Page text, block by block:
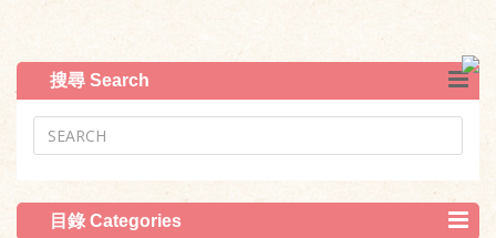
搜尋 Search
目錄 Categories